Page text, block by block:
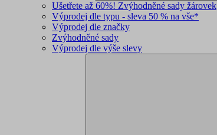
Ušetřete až 60%! Zvýhodněné sady žárovek
Výprodej dle typu - sleva 50 % na vše*
Výprodej dle značky
Zvýhodněné sady
Výprodej dle výše slevy